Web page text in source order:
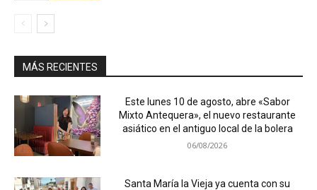
MÁS RECIENTES
Este lunes 10 de agosto, abre «Sabor
Mixto Antequera», el nuevo restaurante
asiático en el antiguo local de la bolera
06/08/2026
Santa María la Vieja ya cuenta con su